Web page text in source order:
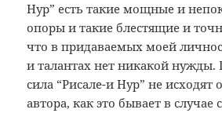
Нур” есть такие мощные и
опоры и такие блестящие и
что в придаваемых моей
и талантах нет никакой
сила “Рисале-и Нур” не исходят
автора, как это бывает в случае